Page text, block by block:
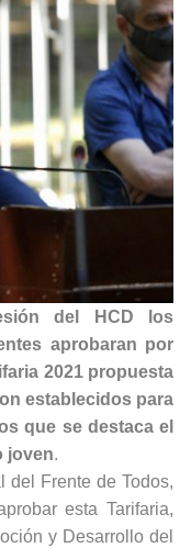
del HCD los
aprobaran por
2021 propuesta
establecidos para
que se destaca el
joven.
del Frente de Todos,
esta Tarifaria,
y Desarrollo del